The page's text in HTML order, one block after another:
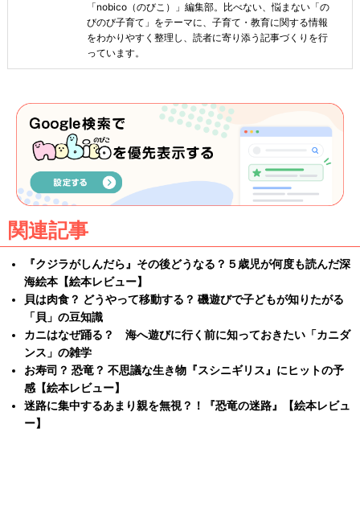
「nobico（のびこ）」編集部。比べない、悩まない「の
びのび子育て」をテーマに、子育て・教育に関する情報
をわかりやすく整理し、読者に寄り添う記事づくりを行
っています。
関連記事
『クジラがしんだら』その後どうなる？５歳児が何度も読んだ深
海絵本【絵本レビュー】
貝は肉食？ どうやって移動する？ 磯遊びで子どもが知りたがる
「貝」の豆知識
カニはなぜ踊る？ 海へ遊びに行く前に知っておきたい「カニダ
ンス」の雑学
お寿司？ 恐竜？ 不思議な生き物『スシニギリス』にヒットの予
感【絵本レビュー】
迷路に集中するあまり親を無視？！『恐竜の迷路』【絵本レビュ
ー】